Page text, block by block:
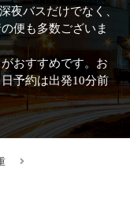
夜バスだけでなく、
便も多数ございま
おすすめです。お
予約は出発10分前